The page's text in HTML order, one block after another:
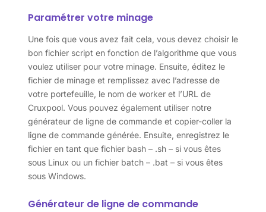
Paramétrer votre minage
Une fois que vous avez fait cela, vous devez choisir le
bon fichier script en fonction de l’algorithme que vous
voulez utiliser pour votre minage. Ensuite, éditez le
fichier de minage et remplissez avec l’adresse de
votre portefeuille, le nom de worker et l’URL de
Cruxpool. Vous pouvez également utiliser notre
générateur de ligne de commande et copier-coller la
ligne de commande générée. Ensuite, enregistrez le
fichier en tant que fichier bash – .sh – si vous êtes
sous Linux ou un fichier batch – .bat – si vous êtes
sous Windows.
Générateur de ligne de commande